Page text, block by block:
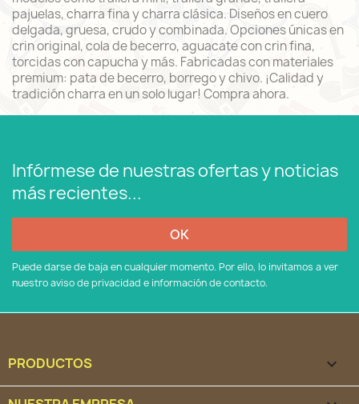
pajuelas, charra fina y charra clásica. Diseños en cuero
delgada, gruesa, crudo y combinada. Opciones únicas en
crin original, cola de becerro, aguacate con crin fina,
torcidas con capucha y más. Fabricadas con materiales
premium: pata de becerro, borrego y chivo. ¡Calidad y
tradición charra en un solo lugar! Compra ahora.
Infórmese de nuestras ofertas y noticias
más recientes...
Puede darse de baja en cualquier momento. Por ello, lo invitamos a ver
nuestro aviso de privacidad e información de contacto.
PRODUCTOS 